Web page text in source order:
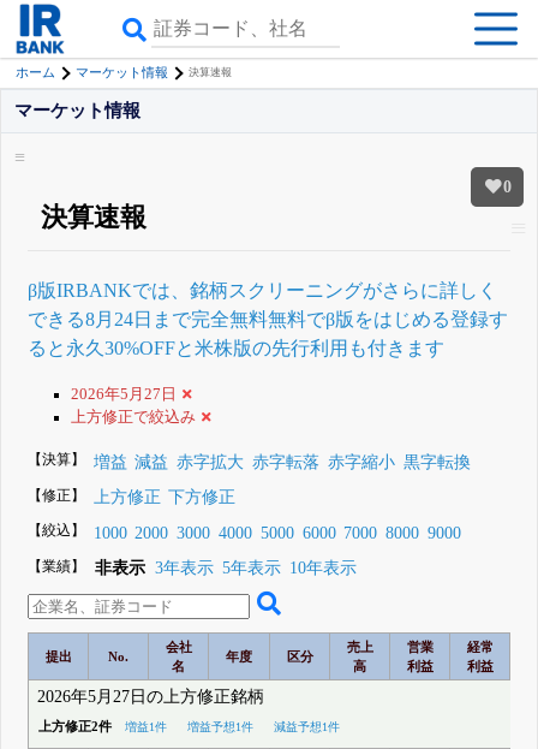
ホーム マーケット情報 決算速報
0
マーケット情報
決算速報
β版IRBANKでは、銘柄スクリーニングがさらに詳しく
できる8月24日まで完全無料無料でβ版をはじめる登録す
ると永久30%OFFと米株版の先行利用も付きます
2026年5月27日
上方修正で絞込み
【決算】 増益 減益 赤字拡大 赤字転落 赤字縮小 黒字転換
【修正】 上方修正 下方修正
【絞込】 1000 2000 3000 4000 5000 6000 7000 8000 9000
【業績】 非表示 3年表示 5年表示 10年表示
提出 No.
会社
名
年度 区分
売上
高
営業
利益
経常
利益
2026年5月27日の上方修正銘柄
上方修正2件 増益1件 増益予想1件 減益予想1件